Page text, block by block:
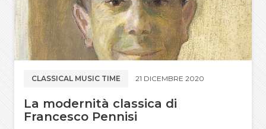
CLASSICAL MUSIC TIME 21 DICEMBRE 2020
La modernità classica di
Francesco Pennisi